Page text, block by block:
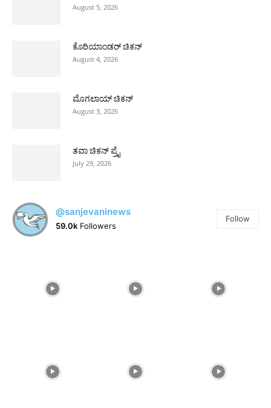
August 5, 2026
ಕೊರಿಯಾಂಡರ್ ಚಿಕನ್
August 4, 2026
ಮೊಗಲಾಯ್ ಚಿಕನ್
August 3, 2026
ತವಾ ಚಿಕನ್ ಪ್ರೈ
July 29, 2026
@sanjevaninews
59.0k Followers
Follow